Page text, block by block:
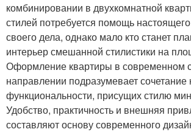
комбинировании в двухкомнатной
стилей потребуется помощь
своего дела, однако мало кто станет
интерьер смешанной стилистики на
Оформление квартиры в современном
направлении подразумевает
функциональности, присущих стилю
Удобство, практичность и внешняя
составляют основу современного